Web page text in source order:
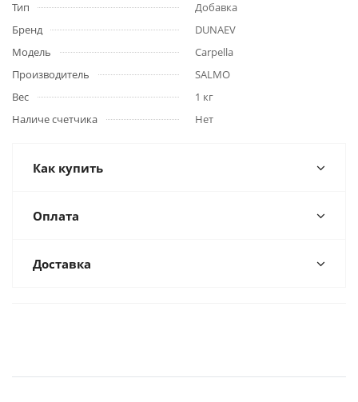
Тип
Добавка
Бренд
DUNAEV
Модель
Carpella
Производитель
SALMO
Вес
1 кг
Наличе счетчика
Нет
Как купить
Оплата
Доставка